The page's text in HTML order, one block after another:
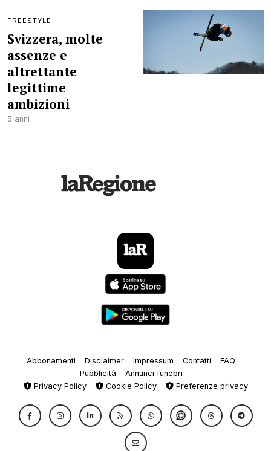
FREESTYLE
Svizzera, molte
assenze e
altrettante
legittime
ambizioni
5 anni
Abbonamenti Disclaimer Impressum Contatti
FAQ
Pubblicità
Annunci funebri
Privacy Policy
Cookie Policy Preferenze privacy